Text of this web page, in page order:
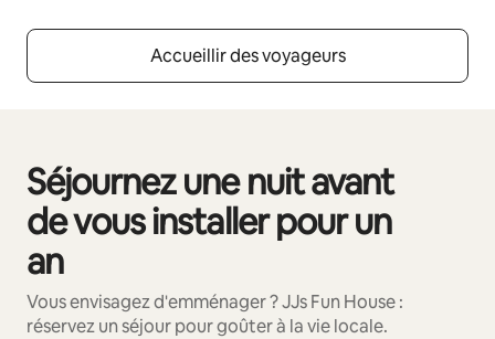
Accueillir des voyageurs
Séjournez une nuit avant
de vous installer pour un
an
Vous envisagez d'emménager ? JJs Fun House :
réservez un séjour pour goûter à la vie locale.
0 sur 0 élément visible